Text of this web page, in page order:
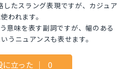
たスラング表現ですが、カジュア
われます。
意味を表す副詞ですが、幅のある
うニュアンスも表せます。
に立った ｜ 0